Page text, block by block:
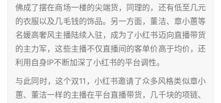
佛成了摆在商场一楼的尖端货，同理的，还有低至几元
的衣服以及几毛钱的饰品。另一方面，董洁、章小蕙等
名媛高奢风主播陆续入驻，成为了小红书迈向直播带货
的主力军，这些主播不仅直播间的客单价高于均价，还
利用自身IP不断加深了小红书的平台调性。
与此同时，这个双11，小红书邀请了众多风格类似章小
蕙、董洁一样的主播在平台直播带货，几千块的项链、